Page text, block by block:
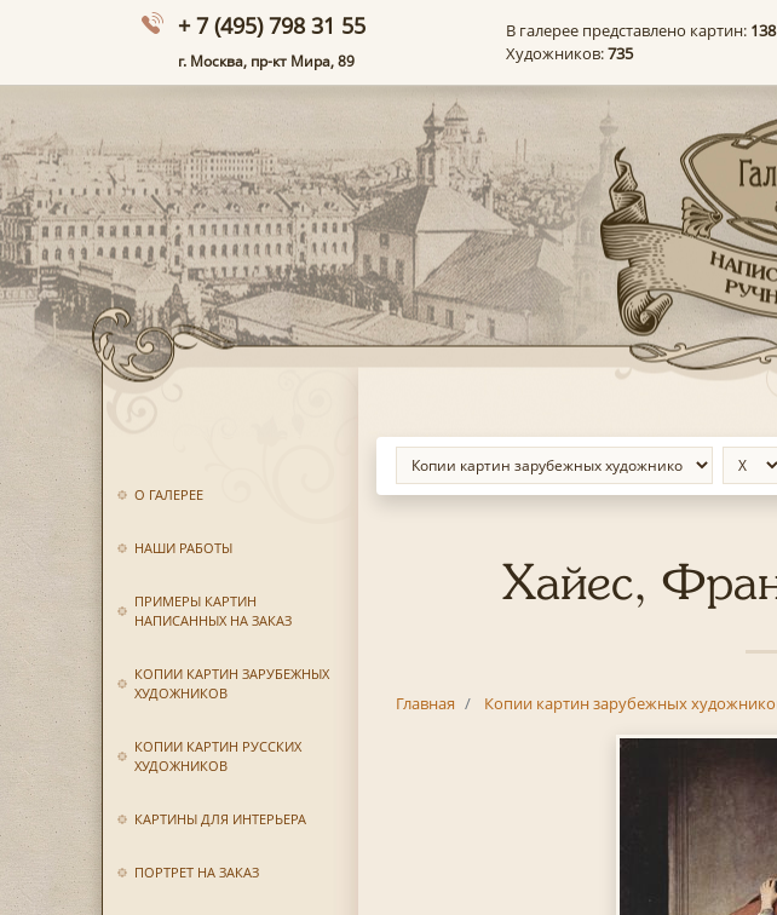
+ 7 (495) 798 31 55
г. Москва, пр-кт Мира, 89
В галерее представлено картин:
Художников:735
О ГАЛЕРЕЕ
НАШИ РАБОТЫ
ПРИМЕРЫ КАРТИН
НАПИСАННЫХ НА ЗАКАЗ
КОПИИ КАРТИН ЗАРУБЕЖНЫХ
ХУДОЖНИКОВ
КОПИИ КАРТИН РУССКИХ
ХУДОЖНИКОВ
КАРТИНЫ ДЛЯ ИНТЕРЬЕРА
ПОРТРЕТ НА ЗАКАЗ
Хайес,
Главная Копии картин зарубежных